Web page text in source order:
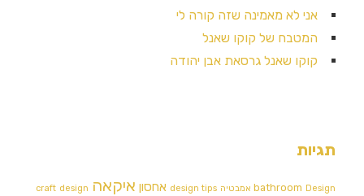
אני לא מאמינה שזה קורה לי
המטבח של קוקו שאנל
קוקו שאנל גרסאת אבן יהודה
תגיות
bathroom Design אמבטיה design tips אחסון איקאה craft design